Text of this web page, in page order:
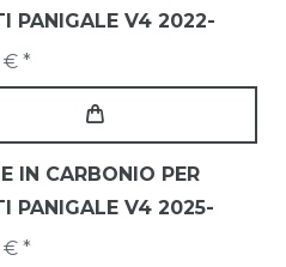
PANIGALE V4 2022-
€ *
IN CARBONIO PER
PANIGALE V4 2025-
€ *